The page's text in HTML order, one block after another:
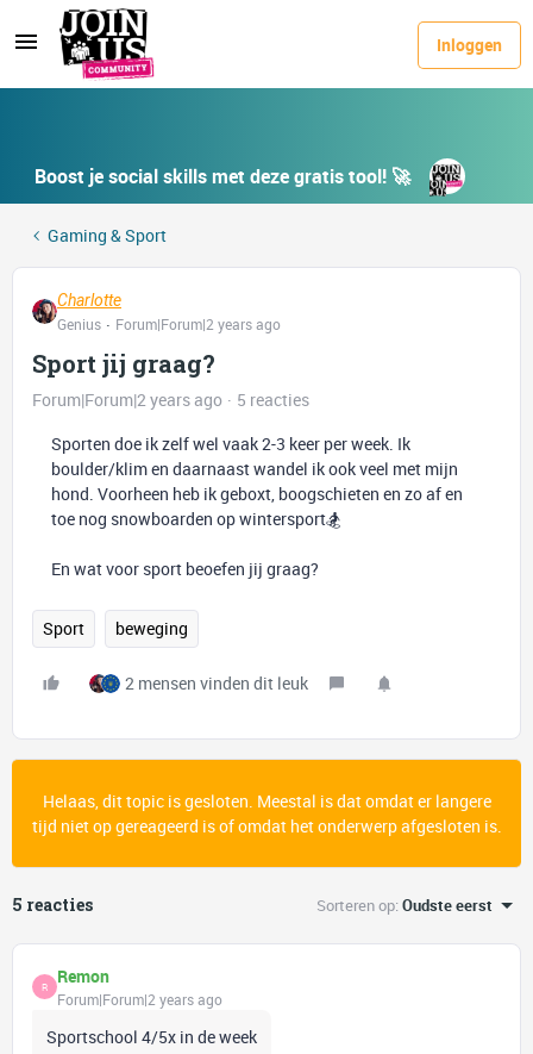
Inloggen
Boost je social skills met deze gratis tool! 🚀
Gaming & Sport
Charlotte
Genius
Forum|Forum|2 years ago
Sport jij graag?
Forum|Forum|2 years ago
5 reacties
Sporten doe ik zelf wel vaak 2-3 keer per week. Ik
boulder/klim en daarnaast wandel ik ook veel met mijn
hond. Voorheen heb ik geboxt, boogschieten en zo af en
toe nog snowboarden op wintersport🏂
En wat voor sport beoefen jij graag?
Sport beweging
2 mensen vinden dit leuk
Helaas, dit topic is gesloten. Meestal is dat omdat er langere
tijd niet op gereageerd is of omdat het onderwerp afgesloten is.
5 reacties Sorteren op:Oudste eerst
R Remon
Forum|Forum|2 years ago
Sportschool 4/5x in de week